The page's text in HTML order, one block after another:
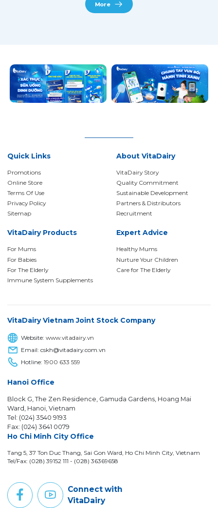
More
Quick Links
Promotions
Online Store
Terms Of Use
Privacy Policy
Sitemap
About VitaDairy
VitaDairy Story
Quality Commitment
Sustainable Development
Partners & Distributors
Recruitment
VitaDairy Products
For Mums
For Babies
For The Elderly
Immune System Supplements
Expert Advice
Healthy Mums
Nurture Your Children
Care for The Elderly
VitaDairy Vietnam Joint Stock Company
Website:www.vitadairy.vn
Email: cskh@vitadairy.com.vn
Hotline:1900 633 559
Hanoi Office
Block G, The Zen Residence, Gamuda Gardens, Hoang Mai
Ward, Hanoi, Vietnam
Tel: (024) 3540 9193
Fax: (024) 3641 0079
Ho Chi Minh City Office
Tang 5, 37 Ton Duc Thang, Sai Gon Ward, Ho Chi Minh City, Vietnam
Tel/Fax: (028) 39152 111 - (028) 36369658
Connect with
VitaDairy